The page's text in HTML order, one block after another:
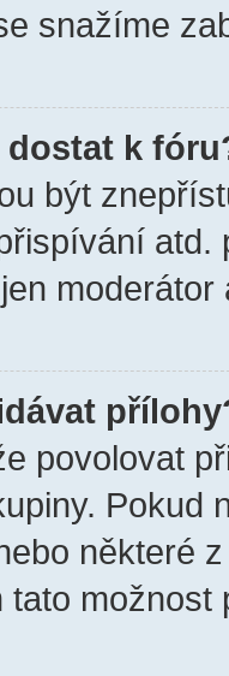
snažíme
dostat k
být
atd.
povolovat
Pokud
některé
tato